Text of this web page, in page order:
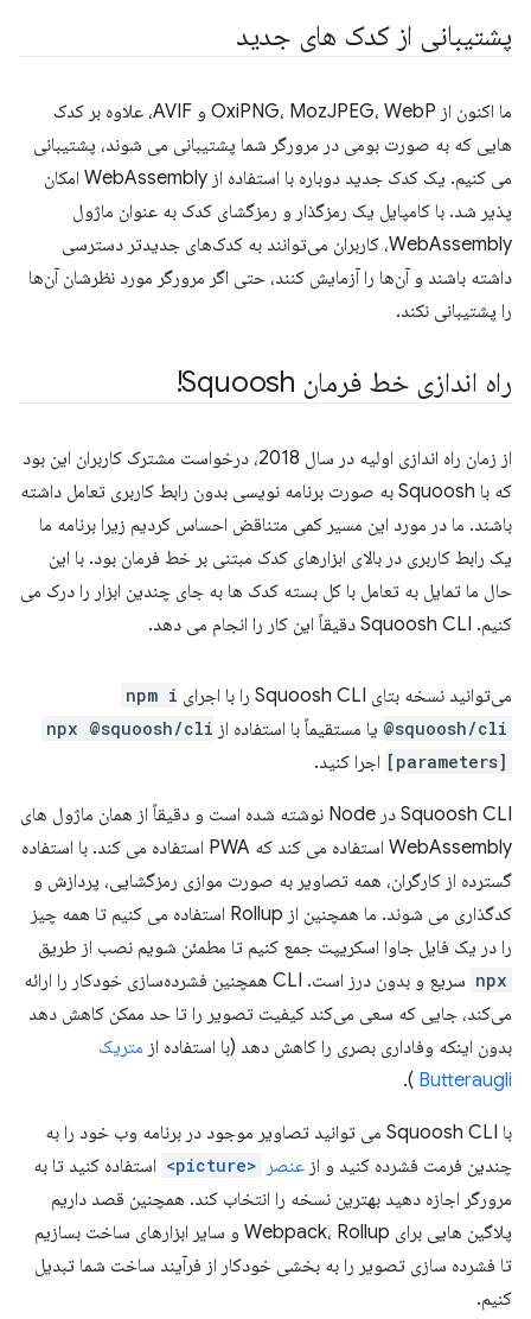
پشتیبانی از کدک های جدید
ما اکنون از OxiPNG، MozJPEG، WebP و AVIF، علاوه بر کدک
هایی که به صورت بومی در مرورگر شما پشتیبانی می شوند، پشتیبانی
می کنیم. یک کدک جدید دوباره با استفاده از WebAssembly امکان
پذیر شد. با کامپایل یک رمزگذار و رمزگشای کدک به عنوان ماژول
WebAssembly، کاربران می‌توانند به کدک‌های جدیدتر دسترسی
داشته باشند و آن‌ها را آزمایش کنند، حتی اگر مرورگر مورد نظرشان آن‌ها
را پشتیبانی نکند.
راه اندازی خط فرمان Squoosh!
از زمان راه اندازی اولیه در سال 2018، درخواست مشترک کاربران این بود
که با Squoosh به صورت برنامه نویسی بدون رابط کاربری تعامل داشته
باشند. ما در مورد این مسیر کمی متناقض احساس کردیم زیرا برنامه ما
یک رابط کاربری در بالای ابزارهای کدک مبتنی بر خط فرمان بود. با این
حال ما تمایل به تعامل با کل بسته کدک ها به جای چندین ابزار را درک می
کنیم. Squoosh CLI دقیقاً این کار را انجام می دهد.
می‌توانید نسخه بتای Squoosh CLI را با اجرای
npm i
@squoosh/cli یا مستقیماً با استفاده از npx @squoosh/cli
[parameters] اجرا کنید.
Squoosh CLI در Node نوشته شده است و دقیقاً از همان ماژول های
WebAssembly استفاده می کند که PWA استفاده می کند. با استفاده
گسترده از کارگران، همه تصاویر به صورت موازی رمزگشایی، پردازش و
کدگذاری می شوند. ما همچنین از Rollup استفاده می کنیم تا همه چیز
را در یک فایل جاوا اسکریپت جمع کنیم تا مطمئن شویم نصب از طریق
npx
سریع و بدون درز است. CLI همچنین فشرده‌سازی خودکار را ارائه
می‌کند، جایی که سعی می‌کند کیفیت تصویر را تا حد ممکن کاهش دهد
بدون اینکه وفاداری بصری را کاهش دهد (با استفاده از متریک
Butteraugli
).
با Squoosh CLI می توانید تصاویر موجود در برنامه وب خود را به
چندین فرمت فشرده کنید و از عنصر <picture>
استفاده کنید تا به
مرورگر اجازه دهید بهترین نسخه را انتخاب کند. همچنین قصد داریم
پلاگین هایی برای Webpack، Rollup و سایر ابزارهای ساخت بسازیم
تا فشرده سازی تصویر را به بخشی خودکار از فرآیند ساخت شما تبدیل
کنیم.